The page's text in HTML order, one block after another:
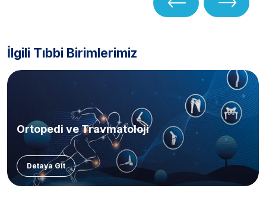
İlgili Tıbbi Birimlerimiz
Ortopedi ve Travmatoloji
Detaya Git